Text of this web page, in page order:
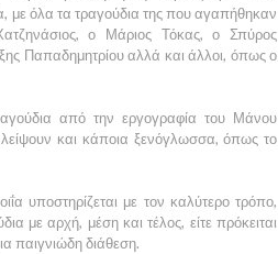
με όλα τα τραγούδια της που αγαπήθηκαν
ο Μάριος Τόκας, ο Σπύρος
Παπαδημητρίου αλλά και άλλοι, όπως ο
από την εργογραφία του Μάνου
και κάποια ξενόγλωσσα, όπως το
υποστηρίζεται με τον καλύτερο τρόπο,
με αρχή, μέση και τέλος, είτε πρόκειται
παιγνιώδη διάθεση.